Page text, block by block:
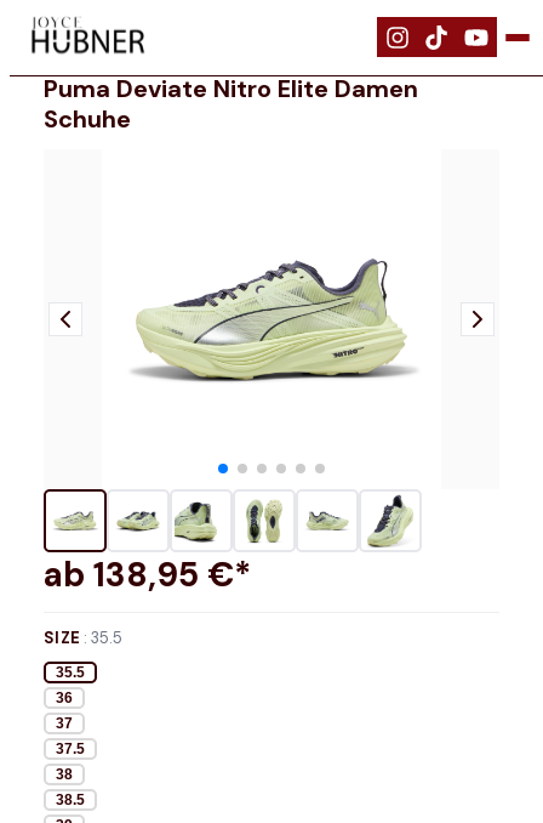
| Schuhe | Puma Deviate NITRO Elite Damen Schuhe
Puma Deviate Nitro Elite Damen
Schuhe
ab 138,95 €*
SIZE :35.5
35.5
36
37
37.5
38
38.5